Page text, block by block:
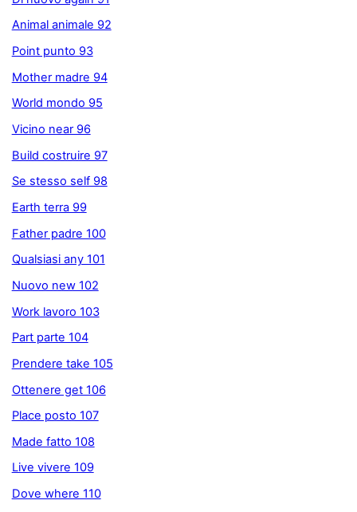
Animal animale 92
Point punto 93
Mother madre 94
World mondo 95
Vicino near 96
Build costruire 97
Se stesso self 98
Earth terra 99
Father padre 100
Qualsiasi any 101
Nuovo new 102
Work lavoro 103
Part parte 104
Prendere take 105
Ottenere get 106
Place posto 107
Made fatto 108
Live vivere 109
Dove where 110